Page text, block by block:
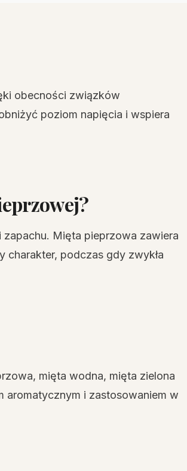
obecności związków
poziom napięcia i wspiera
Mięta pieprzowa zawiera
charakter, podczas gdy zwykła
mięta wodna, mięta zielona
aromatycznym i zastosowaniem w